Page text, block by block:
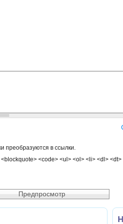
преобразуются в ссылки.
<code> <ul> <ol> <li> <dl> <dt>